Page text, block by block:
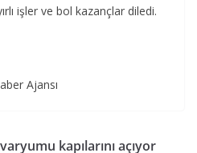
işler ve bol kazançlar diledi.
Ajansı
kapılarını açıyor